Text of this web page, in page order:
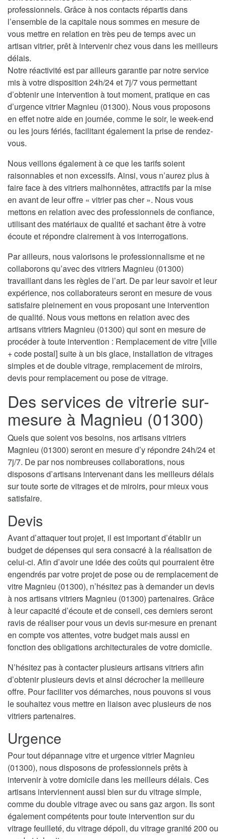
professionnels. Grâce à nos contacts répartis dans
l’ensemble de la capitale nous sommes en mesure de
vous mettre en relation en très peu de temps avec un
artisan vitrier, prêt à intervenir chez vous dans les meilleurs
délais.
Notre réactivité est par ailleurs garantie par notre service
mis à votre disposition 24h/24 et 7j/7 vous permettant
d’obtenir une intervention à tout moment, pratique en cas
d’urgence vitrier Magnieu (01300). Nous vous proposons
en effet notre aide en journée, comme le soir, le week-end
ou les jours fériés, facilitant également la prise de rendez-
vous.
Nous veillons également à ce que les tarifs soient
raisonnables et non excessifs. Ainsi, vous n’aurez plus à
faire face à des vitriers malhonnêtes, attractifs par la mise
en avant de leur offre « vitrier pas cher ». Nous vous
mettons en relation avec des professionnels de confiance,
utilisant des matériaux de qualité et sachant être à votre
écoute et répondre clairement à vos interrogations.
Par ailleurs, nous valorisons le professionnalisme et ne
collaborons qu’avec des vitriers Magnieu (01300)
travaillant dans les règles de l’art. De par leur savoir et leur
expérience, nos collaborateurs seront en mesure de vous
satisfaire pleinement en vous proposant une intervention
de qualité. Nous vous mettons en relation avec des
artisans vitriers Magnieu (01300) qui sont en mesure de
procéder à toute intervention : Remplacement de vitre [ville
+ code postal] suite à un bis glace, installation de vitrages
simples et de double vitrage, remplacement de miroirs,
devis pour remplacement ou pose de vitrage.
Des services de vitrerie sur-
mesure à Magnieu (01300)
Quels que soient vos besoins, nos artisans vitriers
Magnieu (01300) seront en mesure d’y répondre 24h/24 et
7j/7. De par nos nombreuses collaborations, nous
disposons d’artisans intervenant dans les meilleurs délais
sur toute sorte de vitrages et de miroirs, pour mieux vous
satisfaire.
Devis
Avant d’attaquer tout projet, il est important d’établir un
budget de dépenses qui sera consacré à la réalisation de
celui-ci. Afin d’avoir une idée des coûts qui pourraient être
engendrés par votre projet de pose ou de remplacement de
vitre Magnieu (01300), n’hésitez pas à demander un devis
à nos artisans vitriers Magnieu (01300) partenaires. Grâce
à leur capacité d’écoute et de conseil, ces derniers seront
ravis de réaliser pour vous un devis sur-mesure en prenant
en compte vos attentes, votre budget mais aussi en
fonction des obligations architecturales de votre domicile.
N’hésitez pas à contacter plusieurs artisans vitriers afin
d’obtenir plusieurs devis et ainsi décrocher la meilleure
offre. Pour faciliter vos démarches, nous pouvons si vous
le souhaitez vous mettre en liaison avec plusieurs de nos
vitriers partenaires.
Urgence
Pour tout dépannage vitre et urgence vitrier Magnieu
(01300), nous disposons de professionnels prêts à
intervenir à votre domicile dans les meilleurs délais. Ces
artisans interviennent aussi bien sur du vitrage simple,
comme du double vitrage avec ou sans gaz argon. Ils sont
également compétents pour toute intervention sur du
vitrage feuilleté, du vitrage dépoli, du vitrage granité 200 ou